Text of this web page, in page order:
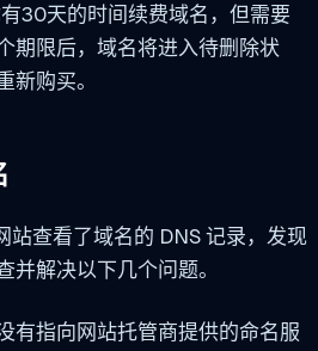
30天的时间续费域名，但需要
期限后，域名将进入待删除状
新购买。
站查看了域名的 DNS 记录，发现
解决以下几个问题。
有指向网站托管商提供的命名服